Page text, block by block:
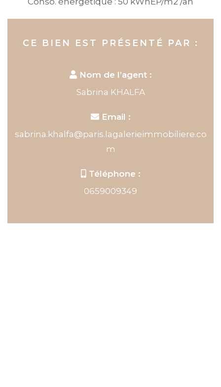
CE BIEN EST PRÉSENTÉ PAR :
Nom de l’agent :
Sabrina KHALFA
Email :
sabrina.khalfa@paris.lagalerieimmobiliere.co
m
Téléphone :
0659009349